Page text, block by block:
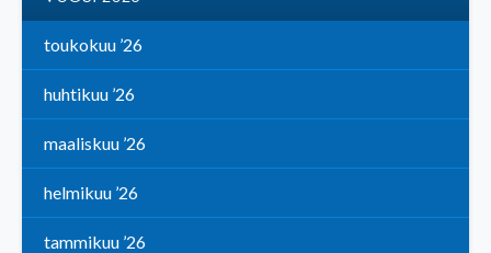
toukokuu ’26
huhtikuu ’26
maaliskuu ’26
helmikuu ’26
tammikuu ’26